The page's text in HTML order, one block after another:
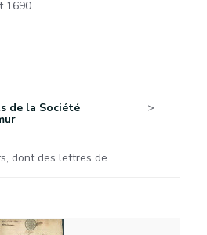
1690
-
de la Société
dont des lettres de